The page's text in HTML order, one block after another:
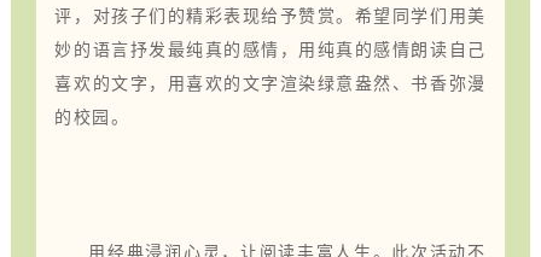
评，对孩子们的精彩表现给予赞赏。希望同学们用美
妙的语言抒发最纯真的感情，用纯真的感情朗读自己
喜欢的文字，用喜欢的文字渲染绿意盎然、书香弥漫
的校园。
用经典浸润心灵，让阅读丰富人生。此次活动不